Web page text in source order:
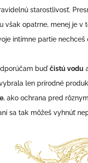
starostlivosť.
však opatrne, menej je v
intímne partie nechceš
buďčistú vodu
len prírodné
, ako ochrana pred
sa tak môžeš vyhnúť